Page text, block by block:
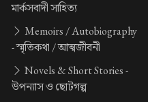
মার্কসবাদী সাহিত্য
Memoirs / Autobiography
-স্মৃতিকথা / আত্মজীবনী
Novels & Short Stories -
উপন্যাস ও ছোটগল্প